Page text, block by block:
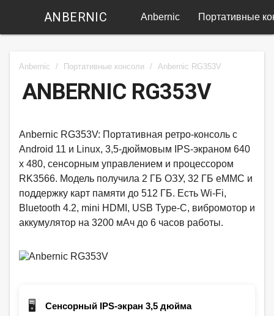
ANBERNIC Anbernic Портативные
Anbernic / Портативные консоли / Anbernic RG353V
ANBERNIC RG353V
Anbernic RG353V: Портативная ретро-консоль с
Android 11 и Linux, 3,5-дюймовым IPS-экраном 640
x 480, сенсорным управлением и процессором
RK3566. Модель получила 2 ГБ ОЗУ, 32 ГБ eMMC и
поддержку карт памяти до 512 ГБ. Есть Wi‑Fi,
Bluetooth 4.2, mini HDMI, USB Type-C, вибромотор и
аккумулятор на 3200 мАч до 6 часов работы.
🖥️ Сенсорный IPS-экран 3,5 дюйма